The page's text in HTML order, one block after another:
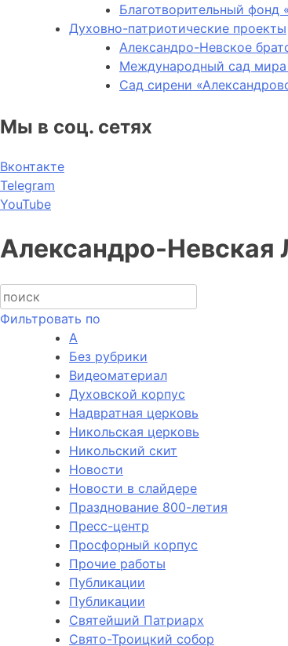
Благотворительный фонд
Духовно-патриотические проекты
Александро-Невское
Международный сад мира
Сад сирени
Мы в соц. сетях
Вконтакте
Telegram
YouTube
Александро-Невская
Фильтровать по
А
Без рубрики
Видеоматериал
Духовской корпус
Надвратная церковь
Никольская церковь
Никольский скит
Новости
Новости в слайдере
Празднование 800-летия
Пресс-центр
Просфорный корпус
Прочие работы
Публикации
Публикации
Святейший Патриарх
Свято-Троицкий собор